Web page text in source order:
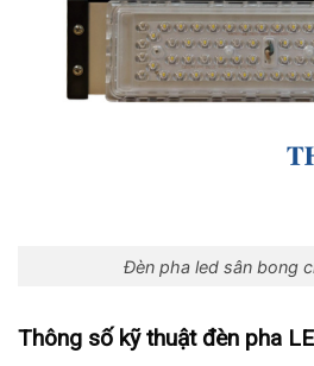
Đèn pha led sân bong
Thông số kỹ thuật đèn pha